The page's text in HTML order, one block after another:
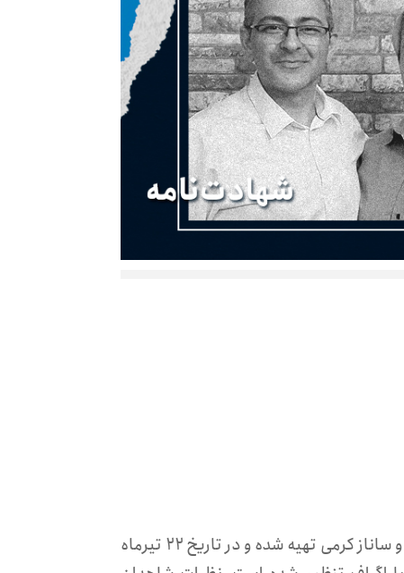
این شهادتنامه بر اساس یک مصاحبه با علی اصغر (عمید) فتح‌الهی و ساناز کرمی تهیه شده و در تاریخ ۲۲ تیر‌ماه